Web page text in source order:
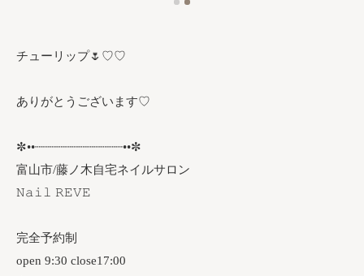
チューリップ🌷♡♡
ありがとうございます♡
✼••┈┈┈┈┈┈┈┈┈┈┈┈••✼
富山市/藤ノ木自宅ネイルサロン
𝙽𝚊𝚒𝚕 𝚁𝙴𝚅𝙴
完全予約制
open 9:30 close17:00